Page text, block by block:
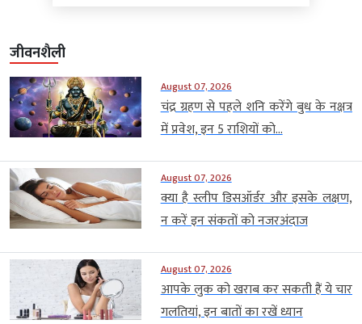
जीवनशैली
August 07, 2026
चंद्र ग्रहण से पहले शनि करेंगे बुध के नक्षत्र
में प्रवेश, इन 5 राशियों को...
August 07, 2026
क्या है स्लीप डिसऑर्डर और इसके लक्षण,
न करें इन संकतों को नजरअंदाज
August 07, 2026
आपके लुक को खराब कर सकती हैं ये चार
गलतियां, इन बातों का रखें ध्यान